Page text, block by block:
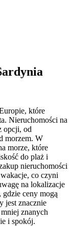
które
Nieruchomości na
opcji, od
morzem. W
morze, które
do plaż i
nieruchomości
co czyni
na lokalizacje
ceny mogą
jest znacznie
znanych
i spokój.